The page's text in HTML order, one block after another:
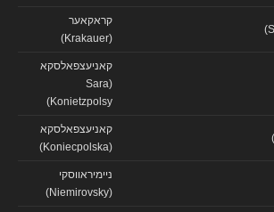
קראקאער
(Krakauer)
קאניעצפאלסקא
(Sara
Konietzpolsy)
קאניעצפאלסקא
(Koniecpolska)
ניימיראווסקי
(Niemirovsky)